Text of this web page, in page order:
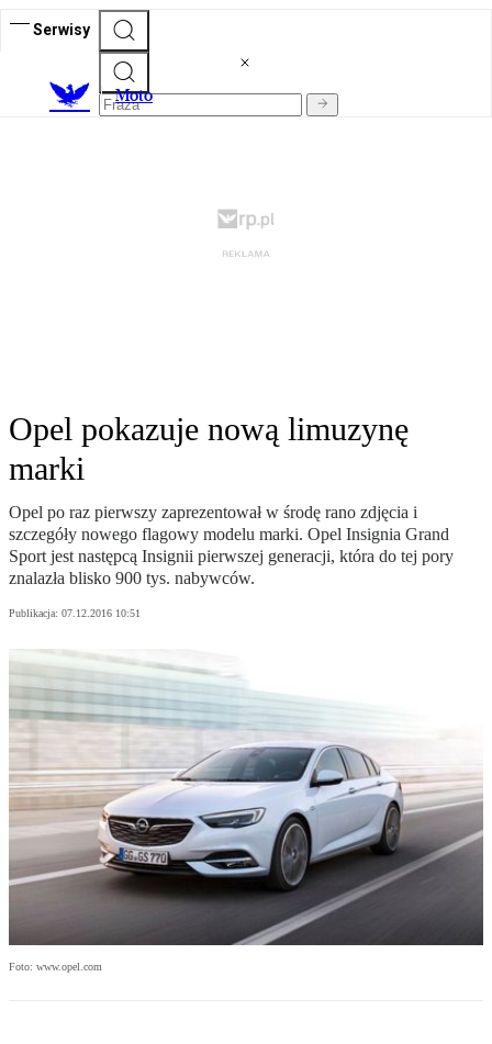
Serwisy
Moto
Opel pokazuje nową limuzynę
marki
Opel po raz pierwszy zaprezentował w środę rano zdjęcia i
szczegóły nowego flagowy modelu marki. Opel Insignia Grand
Sport jest następcą Insignii pierwszej generacji, która do tej pory
znalazła blisko 900 tys. nabywców.
Publikacja: 07.12.2016 10:51
Foto: www.opel.com